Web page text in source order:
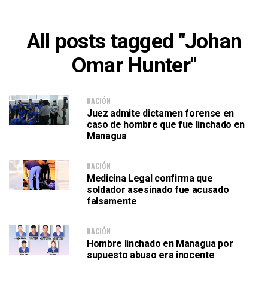
All posts tagged "Johan
Omar Hunter"
NACIÓN
Juez admite dictamen forense en
caso de hombre que fue linchado en
Managua
NACIÓN
Medicina Legal confirma que
soldador asesinado fue acusado
falsamente
NACIÓN
Hombre linchado en Managua por
supuesto abuso era inocente